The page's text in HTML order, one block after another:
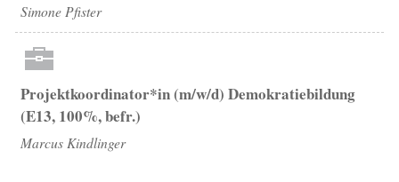
Simone Pfister
Projektkoordinator*in (m/w/d) Demokratiebildung
(E13, 100%, befr.)
Marcus Kindlinger